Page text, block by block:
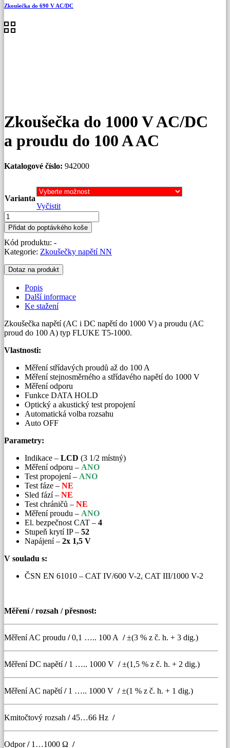
Zkoušečka do 690 V AC/DC
Zkoušečka do 1000 V AC/DC
a proudu do 100 A AC
Katalogové číslo: 942000
Varianta
Vyčistit
Zkoušečka
do
1000
V
AC/DC
proudu
Přidat do poptávkého koše
Kód produktu: -
Kategorie: Zkoušečky napětí NN
Dotaz na produkt
Popis
Další informace
Ke stažení
Zkoušečka napětí (AC i DC napětí do 1000 V) a proudu (AC
proud do 100 A) typ FLUKE T5-1000.
Vlastnosti:
Měření střídavých proudů až do 100 A
Měření stejnosměrného a střídavého napětí do 1000 V
Měření odporu
Funkce DATA HOLD
Optický a akustický test propojení
Automatická volba rozsahu
Auto OFF
Parametry:
Indikace – LCD (3 1/2 místný)
Měření odporu – ANO
Test propojení – ANO
Test fáze – NE
Sled fází – NE
Test chráničů – NE
Měření proudu – ANO
El. bezpečnost CAT – 4
Stupeň krytí IP – 52
Napájení – 2x 1,5 V
V souladu s:
ČSN EN 61010 – CAT IV/600 V-2, CAT III/1000 V-2
Měření / rozsah / přesnost:
Měření AC proudu /0,1 ….. 100 A /±(3 % z č. h. + 3 dig.)
Měření DC napětí/1 ….. 1000 V /±(1,5 % z č. h. + 2 dig.)
Měření AC napětí/1 ….. 1000 V /±(1 % z č. h. + 1 dig.)
Kmitočtový rozsah /45…66 Hz /
Odpor/1…1000 Ω /